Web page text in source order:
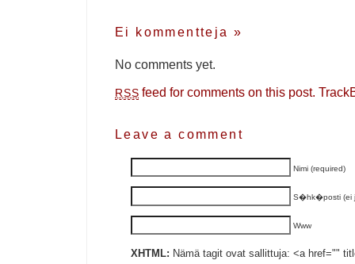
Ei kommentteja »
No comments yet.
RSS feed for comments on this post.
Leave a comment
Nimi (required)
S�hk�posti (ei
Www
XHTML: Nämä tagit ovat sallittuja: <a href=""